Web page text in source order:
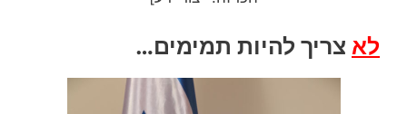
לא צריך להיות תמימים…